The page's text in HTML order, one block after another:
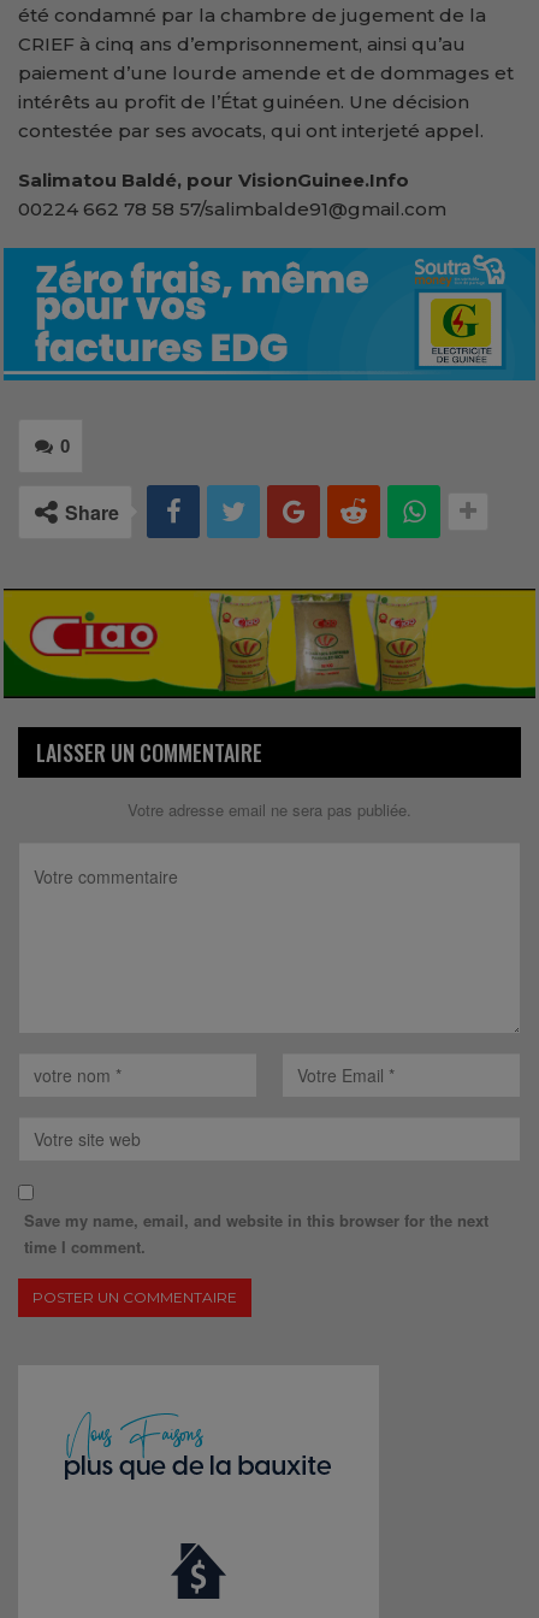
été condamné par la chambre de jugement de la
CRIEF à cinq ans d’emprisonnement, ainsi qu’au
paiement d’une lourde amende et de dommages et
intérêts au profit de l’État guinéen. Une décision
contestée par ses avocats, qui ont interjeté appel.
Salimatou Baldé, pour VisionGuinee.Info
00224 662 78 58 57/salimbalde91@gmail.com
0
Share
LAISSER UN COMMENTAIRE
Votre adresse email ne sera pas publiée.
Save my name, email, and website in this browser for the next
time I comment.